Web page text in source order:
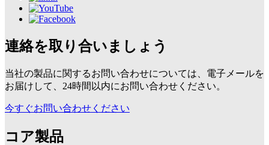
連絡を取り合いましょう
当社の製品に関するお問い合わせについては、電子メールを
お届けして、24時間以内にお問い合わせください。
今すぐお問い合わせください
コア製品